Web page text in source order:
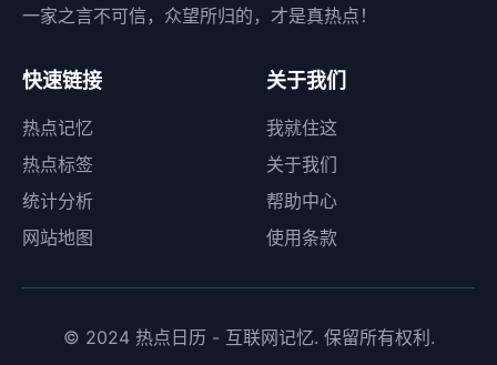
一家之言不可信，众望所归的，才是真热点！
快速链接
热点记忆
热点标签
统计分析
网站地图
关于我们
我就住这
关于我们
帮助中心
使用条款
© 2024 热点日历 - 互联网记忆. 保留所有权利.